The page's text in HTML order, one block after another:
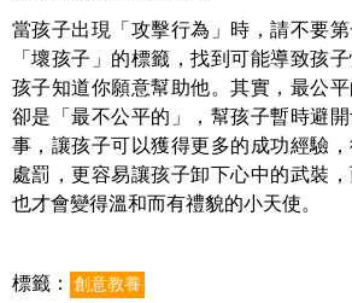
當孩子出現「攻擊行為」時，請不要
「壞孩子」的標籤，找到可能導致孩
孩子知道你願意幫助他。其實，最公
卻是「最不公平的」，幫孩子暫時避
事，讓孩子可以獲得更多的成功經驗
處罰，更容易讓孩子卸下心中的武裝，
也才會變得溫和而有禮貌的小天使。
標籤： 創意教養